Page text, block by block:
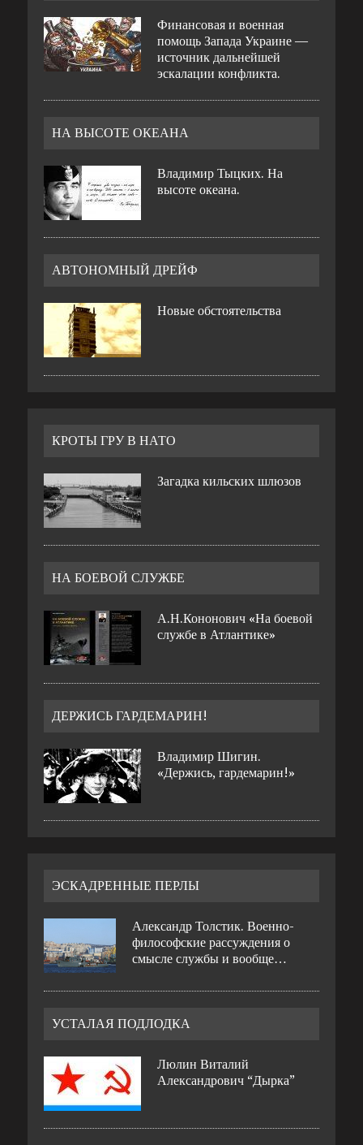
Финансовая и военная
помощь Запада Украине —
источник дальнейшей
эскалации конфликта.
НА ВЫСОТЕ ОКЕАНА
Владимир Тыцких. На
высоте океана.
АВТОНОМНЫЙ ДРЕЙФ
Новые обстоятельства
КРОТЫ ГРУ В НАТО
Загадка кильских шлюзов
НА БОЕВОЙ СЛУЖБЕ
А.Н.Кононович «На боевой
службе в Атлантике»
ДЕРЖИСЬ ГАРДЕМАРИН!
Владимир Шигин.
«Держись, гардемарин!»
ЭСКАДРЕННЫЕ ПЕРЛЫ
Александр Толстик. Военно-
философские рассуждения о
смысле службы и вообще…
УСТАЛАЯ ПОДЛОДКА
Люлин Виталий
Александрович “Дырка”